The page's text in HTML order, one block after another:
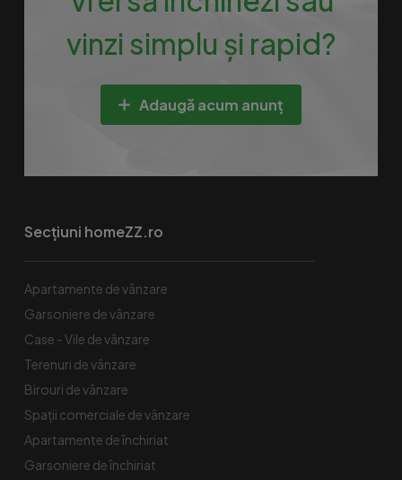
vinzi simplu și rapid?
Adaugă acum anunț
Secțiuni homeZZ.ro
Apartamente de vânzare
Garsoniere de vânzare
Case - Vile de vânzare
Terenuri de vânzare
Birouri de vânzare
Spaţii comerciale de vânzare
Apartamente de închiriat
Garsoniere de închiriat